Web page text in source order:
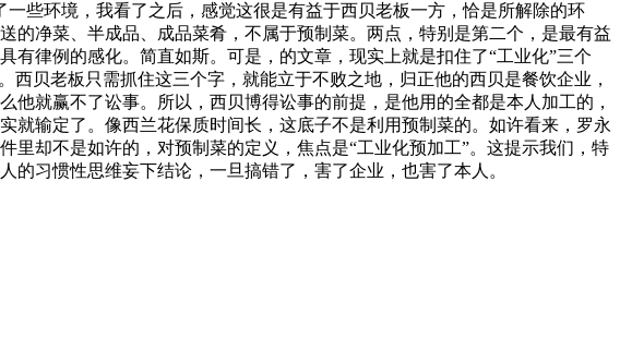
些环境，我看了之后，感觉这很是有益于西贝老板一方，恰是所解除的环
净菜、半成品、成品菜肴，不属于预制菜。两点，特别是第二个，是最有益
律例的感化。简直如斯。可是，的文章，现实上就是扣住了“工业化”三个
贝老板只需抓住这三个字，就能立于不败之地，归正他的西贝是餐饮企业，
就赢不了讼事。所以，西贝博得讼事的前提，是他用的全都是本人加工的，
输定了。像西兰花保质时间长，这底子不是利用预制菜的。如许看来，罗永
却不是如许的，对预制菜的定义，焦点是“工业化预加工”。这提示我们，特
习惯性思维妄下结论，一旦搞错了，害了企业，也害了本人。